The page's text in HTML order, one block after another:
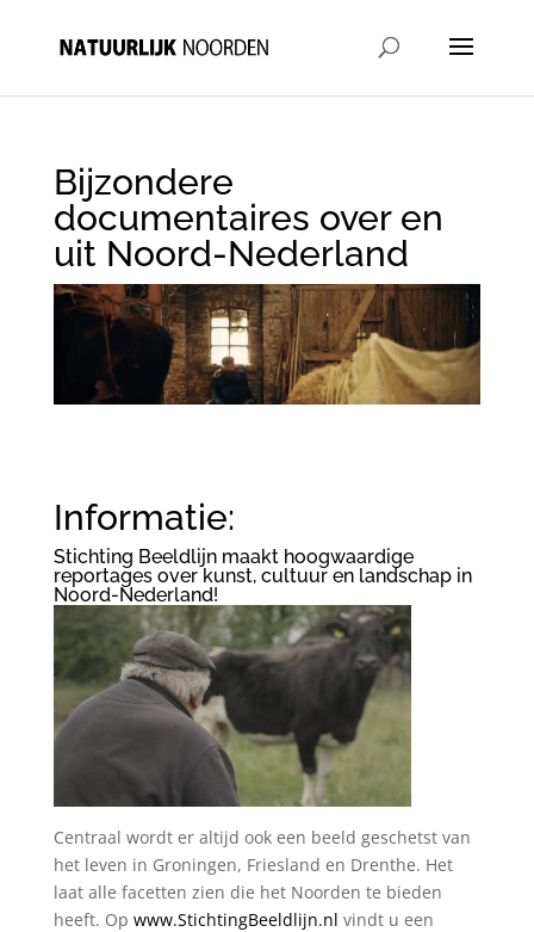
Bijzondere
documentaires over en
uit Noord-Nederland
Informatie:
Stichting Beeldlijn maakt hoogwaardige
reportages over kunst, cultuur en landschap in
Noord-Nederland!
Centraal wordt er altijd ook een beeld geschetst van
het leven in Groningen, Friesland en Drenthe. Het
laat alle facetten zien die het Noorden te bieden
heeft. Op www.StichtingBeeldlijn.nl vindt u een